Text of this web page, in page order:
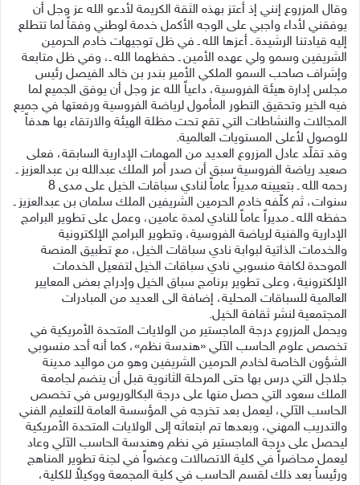
وقال المزروع إنني إذ أعتز بهذه الثقة الكريمة لأدعو الله عز وجل أن
يوفقني لأداء واجبي على الوجه الأكمل خدمة لوطني وفقاً لما تتطلع
إليه قيادتنا الرشيدة ـ أعزها الله ـ في ظل توجيهات خادم الحرمين
الشريفين وسمو ولي عهده الأمين ـ حفظهما الله ـ، وفي ظل متابعة
وإشراف صاحب السمو الملكي الأمير بندر بن خالد الفيصل رئيس
مجلس إدارة هيئة الفروسية، داعياً الله عز وجل أن يوفق الجميع لما
فيه الخير وتحقيق التطور المأمول لرياضة الفروسية ورفعتها في جميع
المجالات والنشاطات التي تقع تحت مظلة الهيئة والارتقاء بها هدفاً
للوصول لأعلى المستويات العالمية.
وقد تقلّد عادل المزروع العديد من المهمات الإدارية السابقة، فعلى
صعيد رياضة الفروسية سبق أن صدر أمر الملك عبدالله بن عبدالعزيز ـ
رحمه الله ـ بتعيينه مديراً عاماً لنادي سباقات الخيل على مدى 8
سنوات، ثم كلّفه خادم الحرمين الشريفين الملك سلمان بن عبدالعزيز ـ
حفظه الله ـ مديراً عاماً للنادي لمدة عامين، وعمل على تطوير البرامج
الإدارية والفنية لرياضة الفروسية، وتطوير البرامج الإلكترونية
والخدمات الذاتية لبوابة نادي سباقات الخيل، مع تطبيق المنصة
الموحدة لكافة منسوبي نادي سباقات الخيل لتفعيل الخدمات
الإلكترونية، وعلى تطوير برنامج سباق الخيل وإدراج بعض المعايير
العالمية للسباقات المحلية، إضافة الى العديد من المبادرات
المجتمعية لنشر ثقافة الخيل.
ويحمل المزروع درجة الماجستير من الولايات المتحدة الأمريكية في
تخصص علوم الحاسب الآلي «هندسة نظم»، كما أنه أحد منسوبي
الشؤون الخاصة لخادم الحرمين الشريفين وهو من مواليد مدينة
جلاجل التي درس بها حتى المرحلة الثانوية قبل أن ينضم لجامعة
الملك سعود التي حصل منها على درجة البكالوريوس في تخصص
الحاسب الآلي، ليعمل بعد تخرجه في المؤسسة العامة للتعليم الفني
والتدريب المهني، وبعدها تم ابتعاثه إلى الولايات المتحدة الأمريكية
ليحصل على درجة الماجستير في نظم وهندسة الحاسب الآلي وعاد
ليعمل محاضراً في كلية الاتصالات وعضواً في لجنة تطوير المناهج
ورئيساً بعد ذلك لقسم الحاسب في كلية المجمعة ووكيلاً للكلية،